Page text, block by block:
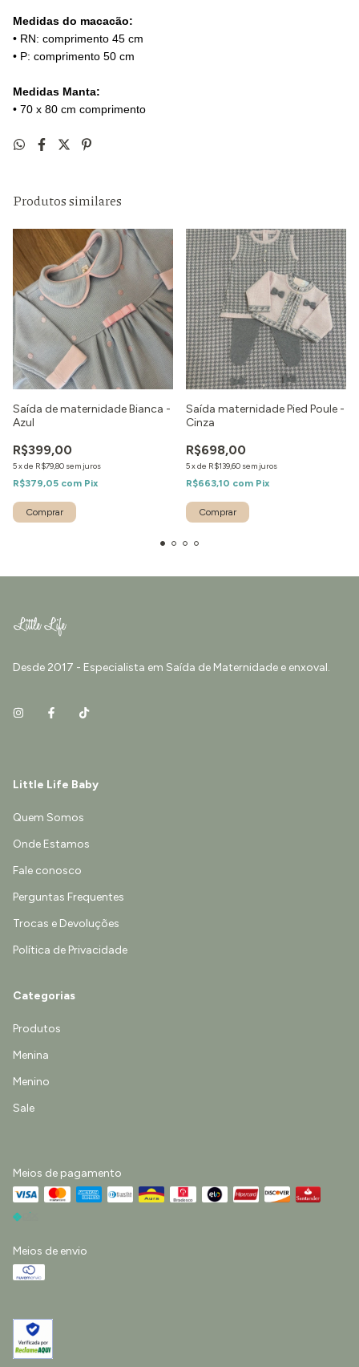
Medidas do macacão:
• RN: comprimento 45 cm
• P: comprimento 50 cm
Medidas Manta:
• 70 x 80 cm comprimento
Produtos similares
Saída de maternidade Bianca -
Azul
R$399,00
5xde R$79,80 sem juros
R$379,05 com Pix
Comprar
Saída maternidade Pied Poule -
Cinza
R$698,00
5xde R$139,60 sem juros
R$663,10 com Pix
Comprar
Desde 2017 - Especialista em Saída de Maternidade e enxoval.
Little Life Baby
Quem Somos
Onde Estamos
Fale conosco
Perguntas Frequentes
Trocas e Devoluções
Política de Privacidade
Categorias
Produtos
Menina
Menino
Sale
Meios de pagamento
Meios de envio